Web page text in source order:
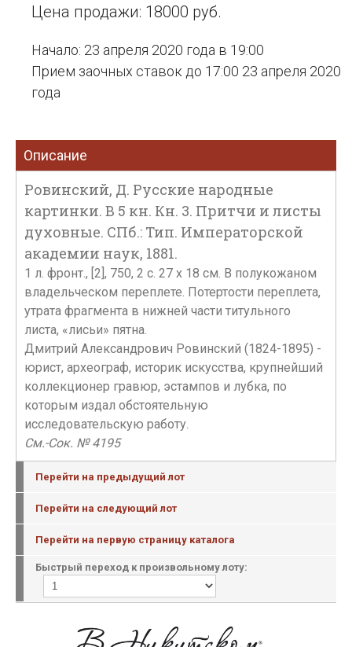
Цена продажи: 18000 руб.
Начало: 23 апреля 2020 года в 19:00
Прием заочных ставок до 17:00 23 апреля 2020
года
Описание
Ровинский, Д. Русские народные
картинки. В 5 кн. Кн. 3. Притчи и листы
духовные. СПб.: Тип. Императорской
академии наук, 1881.
1 л. фронт., [2], 750, 2 с. 27 х 18 см. В полукожаном
владельческом переплете. Потертости переплета,
утрата фрагмента в нижней части титульного
листа, «лисьи» пятна.
Дмитрий Александрович Ровинский (1824-1895) -
юрист, археограф, историк искусства, крупнейший
коллекционер гравюр, эстампов и лубка, по
которым издал обстоятельную
исследовательскую работу.
См.-Сок. № 4195
Перейти на предыдущий лот
Перейти на следующий лот
Перейти на первую страницу каталога
Быстрый переход к произвольному лоту: